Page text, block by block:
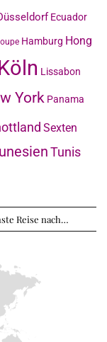
Ecuador
Hamburg Hong
Lissabon
York Panama
Sexten
Tunis
Reise nach…